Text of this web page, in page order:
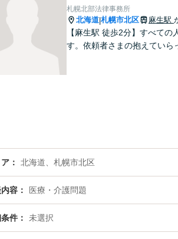
札幌北部法律事務所
北海道|札幌市北区 麻生駅
【麻生駅 徒歩2分】すべて
す。依頼者さまの抱えていら
北海道、札幌市北区
容 医療・介護問題
件 未選択